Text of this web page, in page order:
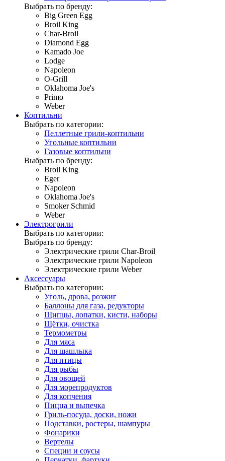
Выбрать по бренду:
Big Green Egg
Broil King
Char-Broil
Diamond Egg
Kamado Joe
Lodge
Napoleon
O-Grill
Oklahoma Joe's
Primo
Weber
Коптильни
Выбрать по категории:
Пеллетные грили-коптильни
Угольные коптильни
Газовые коптильни
Выбрать по бренду:
Broil King
Eger
Napoleon
Oklahoma Joe's
Smoker Schmid
Weber
Электрогрили
Выбрать по категории:
Выбрать по бренду:
Электрические грили Char-Broil
Электрические грили Napoleon
Электрические грили Weber
Аксессуары
Выбрать по категории:
Уголь, дрова, розжиг
Баллоны для газа, редукторы
Щипцы, лопатки, кисти, наборы
Щётки, очистка
Термометры
Для мяса
Для шашлыка
Для птицы
Для рыбы
Для овощей
Для морепродуктов
Для копчения
Пицца и выпечка
Гриль-посуда, доски, ножи
Подставки, ростеры, шампуры
Фонарики
Вертелы
Специи и соусы